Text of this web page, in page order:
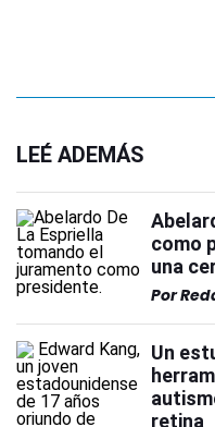
LEÉ ADEMÁS
como
una
Por
Un
retina